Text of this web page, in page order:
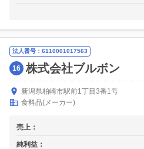
法人番号：6110001017563
16 株式会社ブルボン
新潟県柏崎市駅前1丁目3番1号
食料品(メーカー)
売上：
純利益：